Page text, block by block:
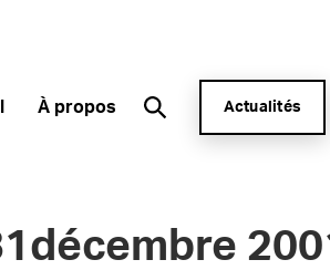
À propos Actualités